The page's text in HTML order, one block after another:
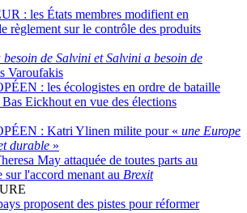
: les États membres modifient en
règlement sur le contrôle des produits
besoin de Salvini et Salvini a besoin de
Varoufakis
: les écologistes en ordre de bataille
Eickhout en vue des élections
: Katri Ylinen milite pour « une Europe
durable »
May attaquée de toutes parts au
l'accord menant au Brexit
proposent des pistes pour réformer